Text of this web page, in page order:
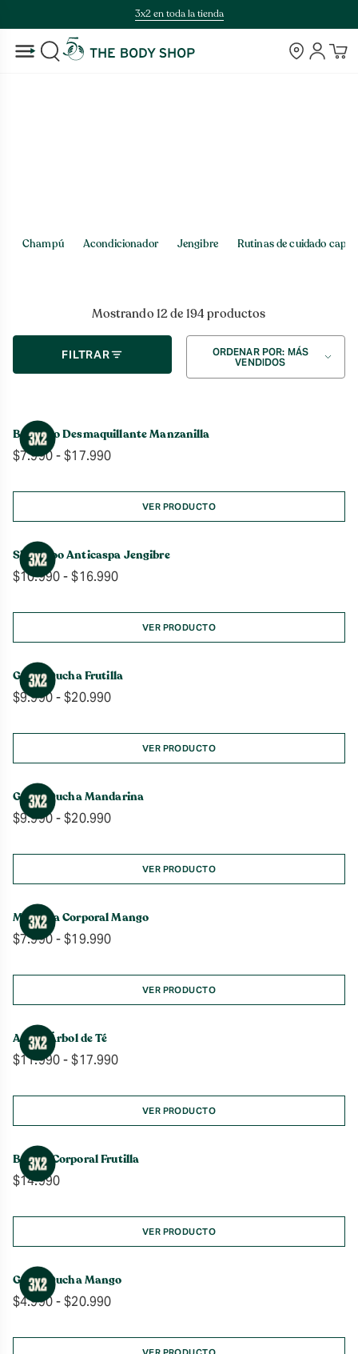
3x2 en toda la tienda
BUSCAR Tiendas
Cuenta
Champú Acondicionador Jengibre Rutinas de cuidado
Mostrando 12 de 194 productos
FILTRAR
Ordenar
por
ORDENAR POR: MÁS
VENDIDOS
Bálsamo Desmaquillante Manzanilla
$7.990- $17.990Rango
precios:
desde
$7.990
$17.990
VER PRODUCTO
Shampoo Anticaspa Jengibre
$10.990- $16.990Rango
precios:
desde
$10.990
$16.990
VER PRODUCTO
Gel de Ducha Frutilla
$9.990- $20.990Rango
precios:
desde
$9.990
$20.990
VER PRODUCTO
Gel de Ducha Mandarina
$9.990- $20.990Rango
precios:
desde
$9.990
$20.990
VER PRODUCTO
Manteca Corporal Mango
$7.990- $19.990Rango
precios:
desde
$7.990
VER PRODUCTO
Aceite Árbol de Té
$11.990- $17.990Rango
precios:
desde
$11.990
$17.990
VER PRODUCTO
Bruma Corporal Frutilla
$14.990
VER PRODUCTO
Gel de Ducha Mango
$4.990- $20.990Rango
precios: